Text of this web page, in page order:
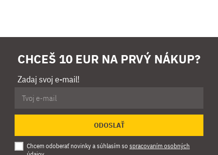
CHCEŠ 10 EUR NA PRVÝ NÁKUP?
Zadaj svoj e-mail!
ODOSLAŤ
Chcem odoberať novinky a súhlasím so spracovaním osobných